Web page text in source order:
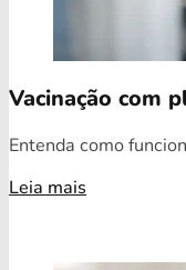
Vacinação com
Entenda como
Leia mais